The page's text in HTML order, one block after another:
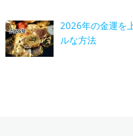
2026年の金運を
ルな方法